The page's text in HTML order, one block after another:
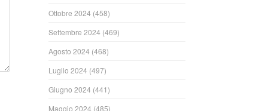
Ottobre 2024 (458)
Settembre 2024 (469)
Agosto 2024 (468)
Luglio 2024 (497)
Giugno 2024 (441)
Maggio 2024 (485)